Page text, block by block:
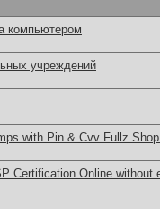
компьютером
учреждений
with Pin & Cvv Fullz
Certification Online without